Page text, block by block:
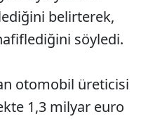
belirterek,
söyledi.
otomobil üreticisi
1,3 milyar euro